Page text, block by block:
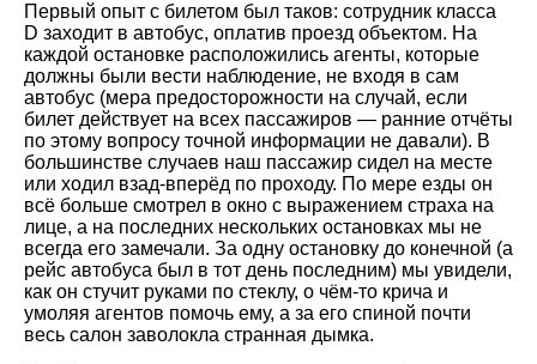
Первый опыт с билетом был таков: сотрудник класса
D заходит в автобус, оплатив проезд объектом. На
каждой остановке расположились агенты, которые
должны были вести наблюдение, не входя в сам
автобус (мера предосторожности на случай, если
билет действует на всех пассажиров — ранние отчёты
по этому вопросу точной информации не давали). В
большинстве случаев наш пассажир сидел на месте
или ходил взад-вперёд по проходу. По мере езды он
всё больше смотрел в окно с выражением страха на
лице, а на последних нескольких остановках мы не
всегда его замечали. За одну остановку до конечной (а
рейс автобуса был в тот день последним) мы увидели,
как он стучит руками по стеклу, о чём-то крича и
умоляя агентов помочь ему, а за его спиной почти
весь салон заволокла странная дымка.